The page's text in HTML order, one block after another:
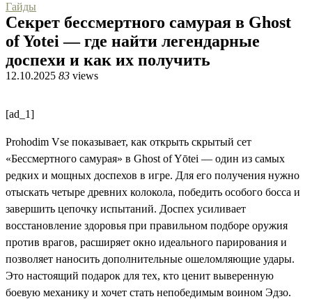
Гайды
Секрет бессмертного самурая в Ghost
of Yotei — где найти легендарные
доспехи и как их получить
12.10.2025 83 views
[ad_1]
Prohodim Vse показывает, как открыть скрытый сет
«Бессмертного самурая» в Ghost of Yōtei — один из самых
редких и мощных доспехов в игре. Для его получения нужно
отыскать четыре древних колокола, победить особого босса и
завершить цепочку испытаний. Доспех усиливает
восстановление здоровья при правильном подборе оружия
против врагов, расширяет окно идеального парирования и
позволяет наносить дополнительные ошеломляющие удары.
Это настоящий подарок для тех, кто ценит выверенную
боевую механику и хочет стать непобедимым воином Эдзо.